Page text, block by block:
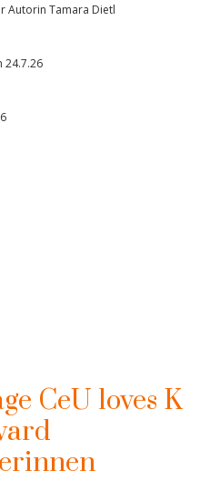
Autorin Tamara Dietl
24.7.26
CeU loves K